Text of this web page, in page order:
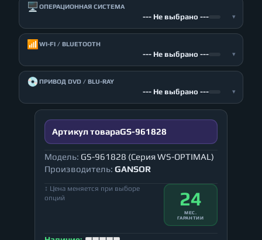
🖥️ ОПЕРАЦИОННАЯ СИСТЕМА
--- Не выбрано --- ▾
📶 WI-FI / BLUETOOTH
--- Не выбрано --- ▾
💿ПРИВОД DVD / BLU-RAY
--- Не выбрано --- ▾
Артикул товараGS-961828
Модель: GS-961828 (Серия WS-OPTIMAL)
Производитель: GANSOR
↕ Цена меняется при выборе
опций
24
МЕС.
ГАРАНТИИ